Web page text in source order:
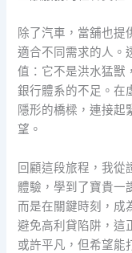
除了汽車，當舖也提
適合不同需求的人。
值：它不是洪水猛獸
銀行體系的不足。在
隱形的橋樑，連接起
望。
回顧這段旅程，我從
體驗，學到了寶貴一
而是在關鍵時刻，成
避免高利貸陷阱，這
或許平凡，但希望